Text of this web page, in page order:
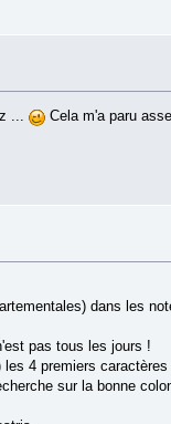
...
Cela m'a paru
dans les
pas tous les jours !
4 premiers
sur la bonne